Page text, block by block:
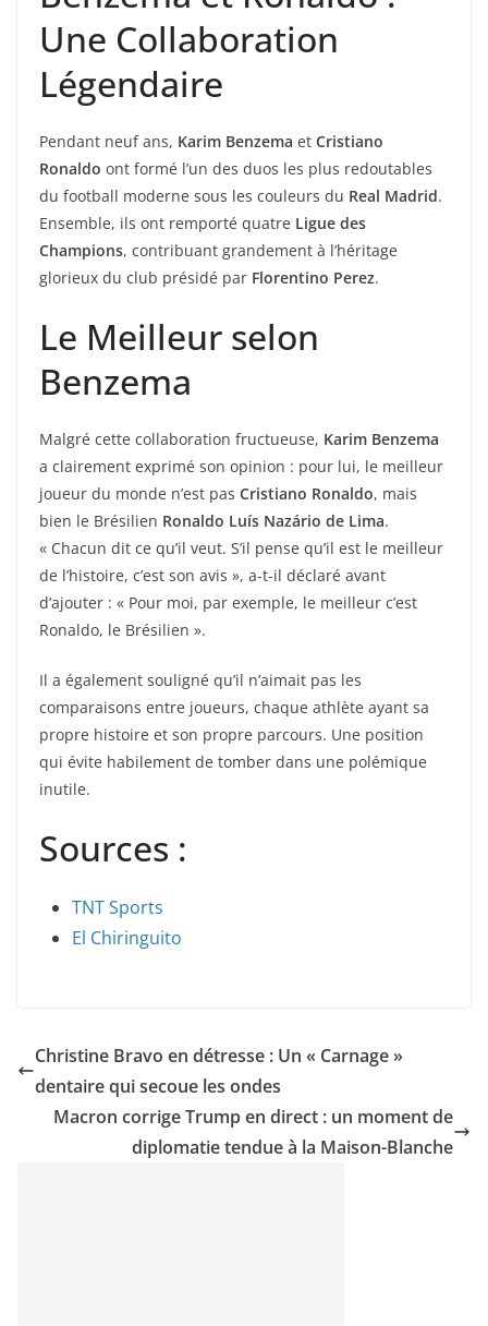
Une Collaboration
Légendaire
Pendant neuf ans, Karim Benzema et Cristiano
Ronaldo ont formé l’un des duos les plus redoutables
du football moderne sous les couleurs du Real Madrid.
Ensemble, ils ont remporté quatre Ligue des
Champions, contribuant grandement à l’héritage
glorieux du club présidé par Florentino Perez.
Le Meilleur selon
Benzema
Malgré cette collaboration fructueuse, Karim Benzema
a clairement exprimé son opinion : pour lui, le meilleur
joueur du monde n’est pas Cristiano Ronaldo, mais
bien le Brésilien Ronaldo Luís Nazário de Lima.
« Chacun dit ce qu’il veut. S’il pense qu’il est le meilleur
de l’histoire, c’est son avis », a-t-il déclaré avant
d’ajouter : « Pour moi, par exemple, le meilleur c’est
Ronaldo, le Brésilien ».
Il a également souligné qu’il n’aimait pas les
comparaisons entre joueurs, chaque athlète ayant sa
propre histoire et son propre parcours. Une position
qui évite habilement de tomber dans une polémique
inutile.
Sources :
TNT Sports
El Chiringuito
Christine Bravo en détresse : Un « Carnage »
dentaire qui secoue les ondes
Macron corrige Trump en direct : un moment de
diplomatie tendue à la Maison-Blanche